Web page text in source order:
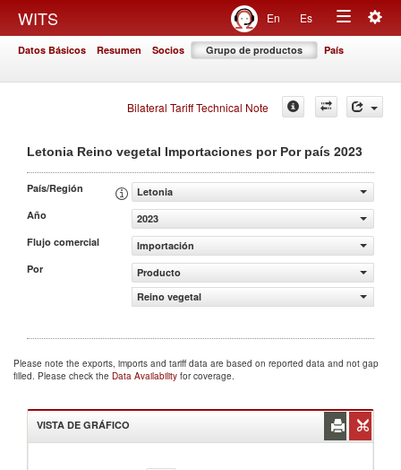
WITS En Es
Toggle
Datos Básicos Resumen Socios Grupo de productos País
Bilateral Tariff Technical Note
Letonia Reino vegetal Importaciones por Por país 2023
País/Región
Letonia
Año
2023
Flujo comercial
Importación
Por
Producto
Reino vegetal
Please note the exports, imports and tariff data are based on reported data and not gap
filled. Please check the Data Availability for coverage.
VISTA DE GRÁFICO